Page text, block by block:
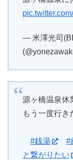
— 米澤光司
源ヶ橋温泉休
もう一度行き
#銭湯 #
と繋がりたい